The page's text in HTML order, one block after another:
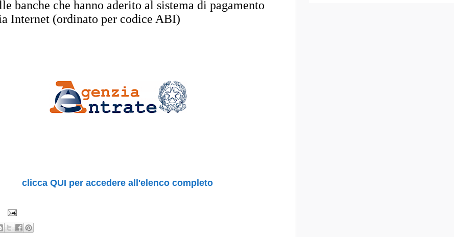
banche che hanno aderito al sistema di pagamento
Internet (ordinato per codice ABI)
clicca QUI per accedere all'elenco completo